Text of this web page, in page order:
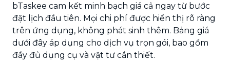
bTaskee cam kết minh bạch giá cả ngay từ bước
đặt lịch đầu tiên. Mọi chi phí được hiển thị rõ ràng
trên ứng dụng, không phát sinh thêm. Bảng giá
dưới đây áp dụng cho dịch vụ trọn gói, bao gồm
đầy đủ dụng cụ và vật tư cần thiết.